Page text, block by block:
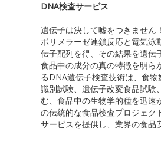
DNA検査サービス
遺伝子は決して嘘をつきません
ポリメラーゼ連鎖反応と電気泳
伝子配列を得、その結果を遺伝
食品中の成分の真の特徴を明ら
るDNA遺伝子検査技術は、食
識別試験、遺伝子改変食品試験
む、食品中の生物学的種を迅速
の伝統的な食品検査プロジェク
サービスを提供し、業界の食品